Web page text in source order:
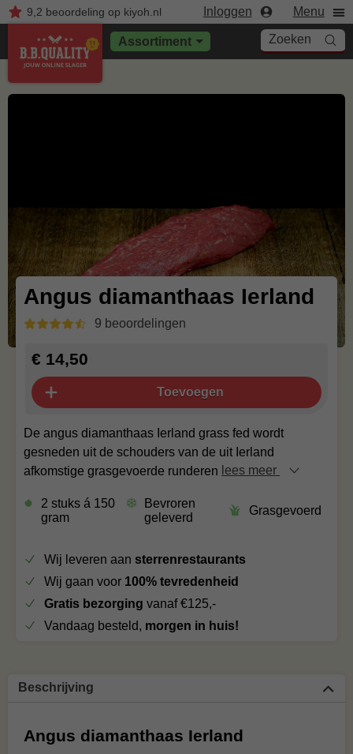
9,2 beoordelingop kiyoh.nl Inloggen Menu
Assortiment Zoeken
Angus diamanthaas Ierland
9 beoordelingen
De angus diamanthaas Ierland grass fed wordt
gesneden uit de schouders van de uit Ierland
afkomstige grasgevoerde runderen lees meer
2 stuks á 150
gram
Bevroren
geleverd
Grasgevoerd
€ 14,50
Toevoegen
Wij leveren aan sterrenrestaurants
Wij gaan voor 100% tevredenheid
Gratis bezorging vanaf €125,-
Vandaag besteld, morgen in huis!
Beschrijving
Angus diamanthaas Ierland